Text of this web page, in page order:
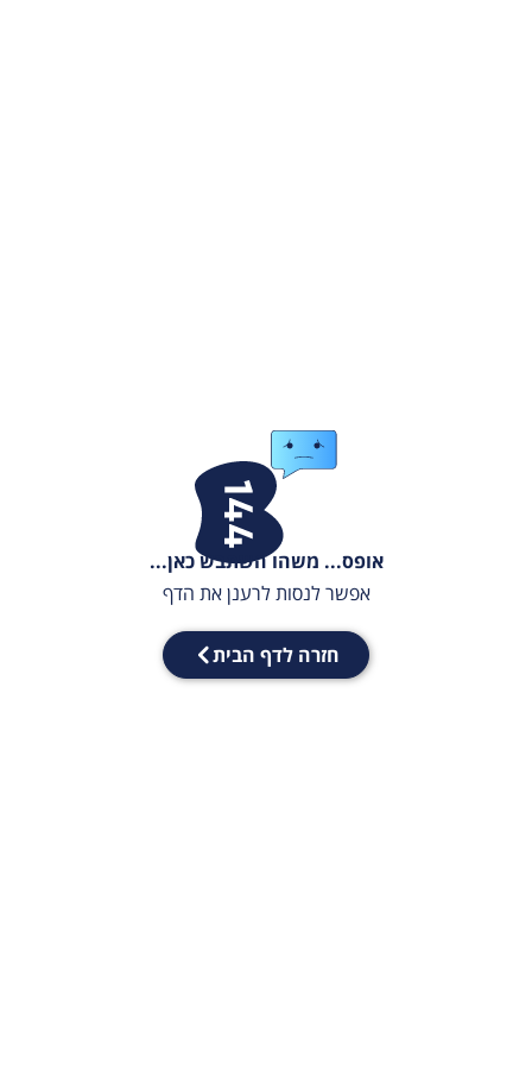
אופס... משהו השתבש כאן...
אפשר לנסות לרענן את הדף
חזרה לדף הבית